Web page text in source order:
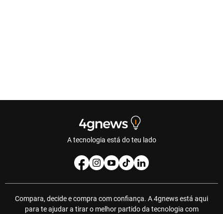
A tecnologia está do teu lado
Compara, decide e compra com confiança. A 4gnews está aqui
para te ajudar a tirar o melhor partido da tecnologia com